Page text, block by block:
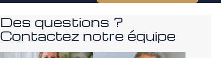
Des questions ?
Contactez notre équipe